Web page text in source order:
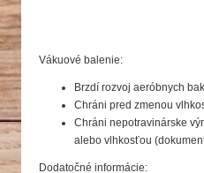
Vákuové balenie:
Brzdí rozvoj aeróbnych
Chráni pred zmenou
Chráni nepotravinárske
alebo vlhkosťou
Dodatočné informácie: